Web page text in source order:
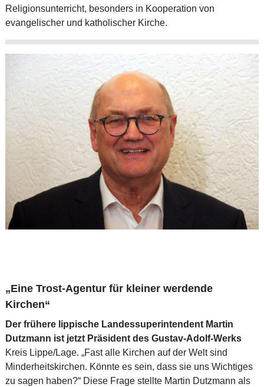
Religionsunterricht, besonders in Kooperation von
evangelischer und katholischer Kirche.
„Eine Trost-Agentur für kleiner werdende
Kirchen“
Der frühere lippische Landessuperintendent Martin
Dutzmann ist jetzt Präsident des Gustav-Adolf-Werks
Kreis Lippe/Lage. „Fast alle Kirchen auf der Welt sind
Minderheitskirchen. Könnte es sein, dass sie uns Wichtiges
zu sagen haben?“ Diese Frage stellte Martin Dutzmann als